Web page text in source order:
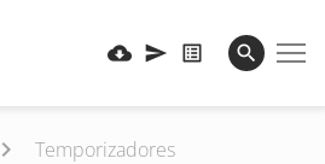
Temporizadores